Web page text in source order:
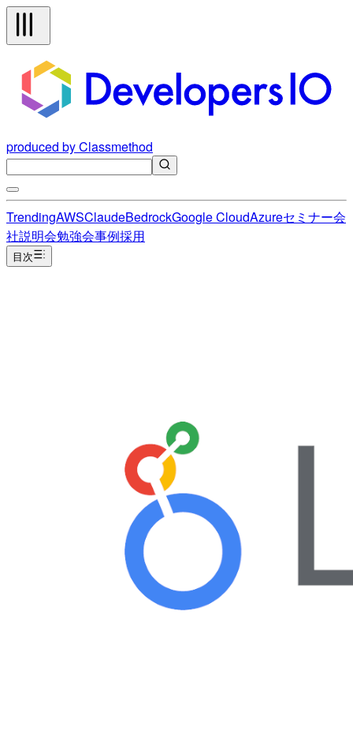
produced by Classmethod
TrendingAWSClaudeBedrockGoogle CloudAzureセミナー会
社説明会勉強会事例採用
目次